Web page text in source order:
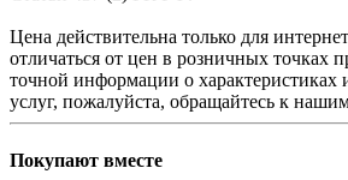
Цена действительна только для
отличаться от цен в розничных точках
точной информации о характеристиках
услуг, пожалуйста, обращайтесь к
Покупают вместе